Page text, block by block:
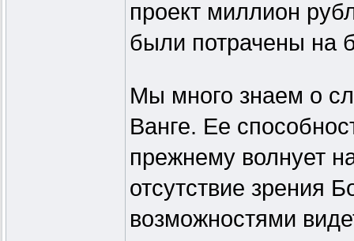
проект миллион
были потрачены на
Мы много знаем о
Ванге. Ее
прежнему волнует
отсутствие зрения
возможностями